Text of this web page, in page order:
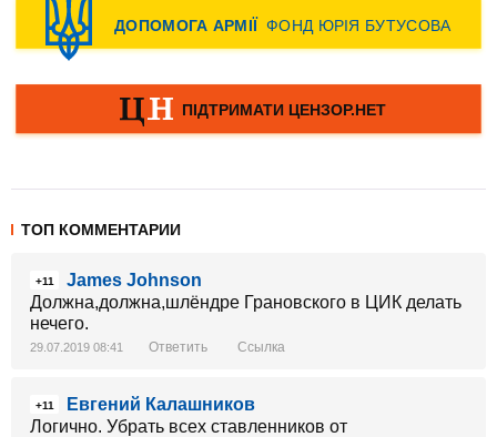
ТОП КОММЕНТАРИИ
+11
James Johnson
Должна,должна,шлёндре Грановского в ЦИК делать
нечего.
29.07.2019 08:41 Ответить Ссылка
+11
Евгений Калашников
Логично. Убрать всех ставленников от